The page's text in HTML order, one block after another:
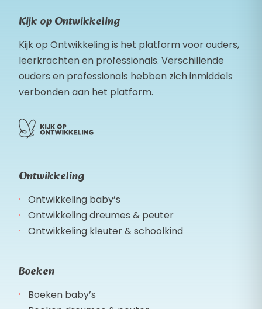
Kijk op Ontwikkeling
Kijk op Ontwikkeling is het platform voor ouders,
leerkrachten en professionals. Verschillende
ouders en professionals hebben zich inmiddels
verbonden aan het platform.
Ontwikkeling
Ontwikkeling baby’s
Ontwikkeling dreumes & peuter
Ontwikkeling kleuter & schoolkind
Boeken
Boeken baby’s